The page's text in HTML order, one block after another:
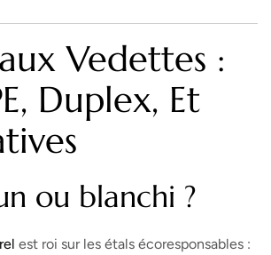
Vedettes :
Duplex, Et
ou blanchi ?
est roi sur les étals écoresponsables :